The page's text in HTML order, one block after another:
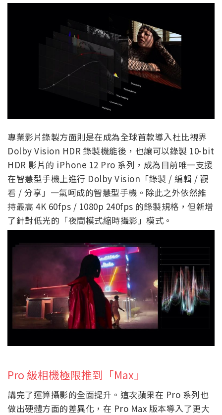
專業影片錄製方面則是在成為全球首款導入杜比視界
Dolby Vision HDR 錄製機能後，也讓可以錄製 10-bit
HDR 影片的 iPhone 12 Pro 系列，成為目前唯一支援
在智慧型手機上進行 Dolby Vision「錄製 / 編輯 / 觀
看 / 分享」一氣呵成的智慧型手機。除此之外依然維
持最高 4K 60fps / 1080p 240fps 的錄製規格，但新增
了針對低光的「夜間模式縮時攝影」模式。
Pro 級相機極限推到「Max」
講完了運算攝影的全面提升。這次蘋果在 Pro 系列也
做出硬體方面的差異化，在 Pro Max 版本導入了更大